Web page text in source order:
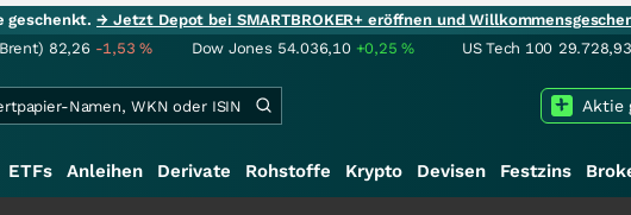
geschenkt.→ Jetzt Depot bei SMARTBROKER+ eröffnen und
82,26 -1,53% Dow Jones 54.036,10 +0,25% US Tech 100 29.728,93
Aktie
ETFs Anleihen Derivate Rohstoffe Krypto Devisen Festzins